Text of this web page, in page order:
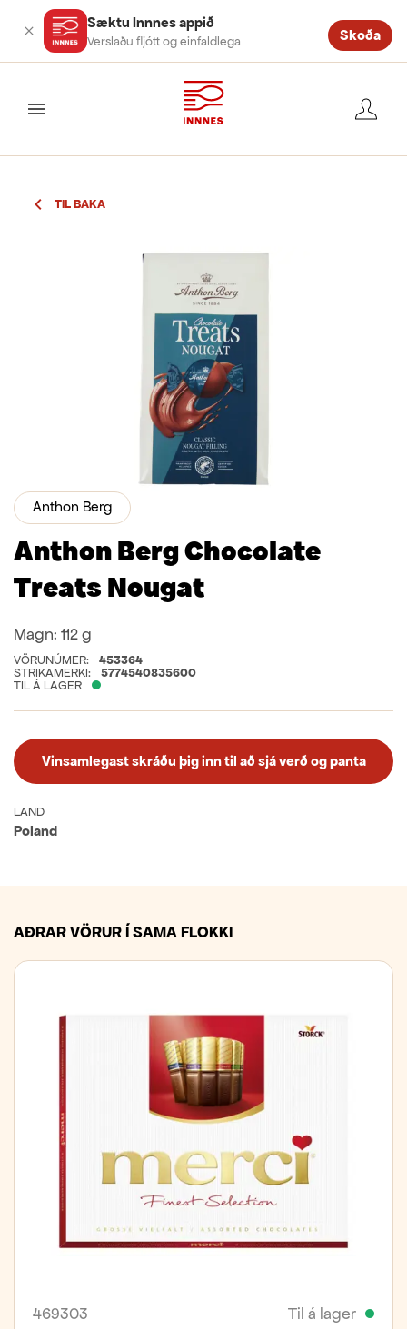
Sæktu Innnes appið
Verslaðu fljótt og einfaldlega Skoða
valmynd
TIL BAKA
Anthon Berg
Anthon Berg Chocolate
Treats Nougat
Magn: 112 g
VÖRUNÚMER:
453364
STRIKAMERKI:
5774540835600
TIL Á LAGER
Vinsamlegast skráðu þig inn til að sjá verð og panta
LAND
Poland
AÐRAR VÖRUR Í SAMA FLOKKI
469303 Til á lager